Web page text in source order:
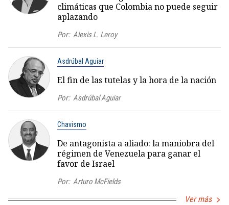
climáticas que Colombia no puede seguir
aplazando
Por: Alexis L. Leroy
Asdrúbal Aguiar
El fin de las tutelas y la hora de la nación
Por: Asdrúbal Aguiar
Chavismo
De antagonista a aliado: la maniobra del
régimen de Venezuela para ganar el
favor de Israel
Por: Arturo McFields
Ver más